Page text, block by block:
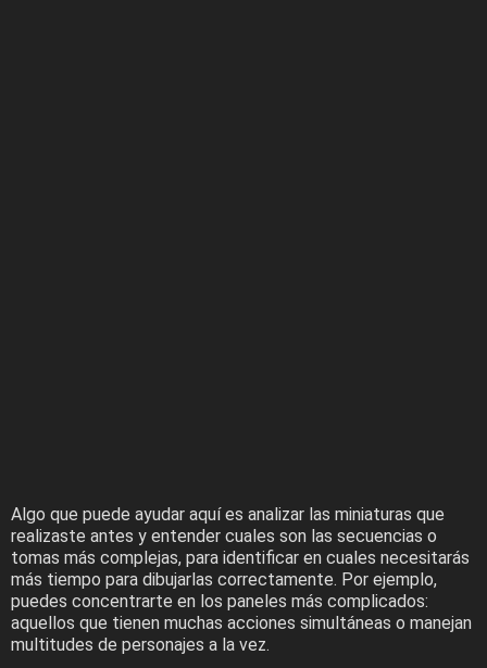
Algo que puede ayudar aquí es analizar las miniaturas que
realizaste antes y entender cuales son las secuencias o
tomas más complejas, para identificar en cuales necesitarás
más tiempo para dibujarlas correctamente. Por ejemplo,
puedes concentrarte en los paneles más complicados:
aquellos que tienen muchas acciones simultáneas o manejan
multitudes de personajes a la vez.